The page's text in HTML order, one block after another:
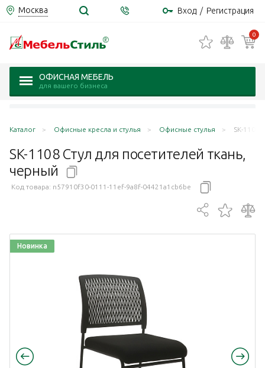
Москва Вход / Регистрация
0
ОФИСНАЯ МЕБЕЛЬ
для вашего бизнеса
Каталог Офисные кресла и стулья Офисные стулья SK-1108
SK-1108 Стул для посетителей ткань,
черный
Код товара: n57910f30-0111-11ef-9a8f-04421a1cb6be
Новинка